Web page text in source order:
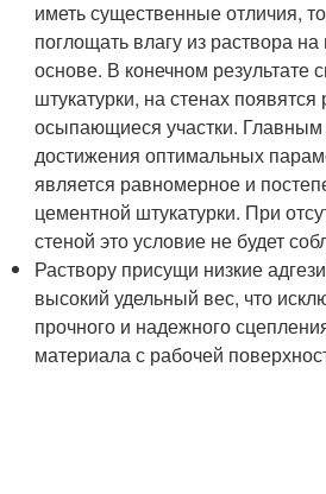
иметь существенные отличия,
поглощать влагу из раствора
основе. В конечном результате
штукатурки, на стенах
осыпающиеся участки.
достижения оптимальных
является равномерное и
цементной штукатурки. При
стеной это условие не будет
Раствору присущи низкие
высокий удельный вес, что
прочного и надежного
материала с рабочей